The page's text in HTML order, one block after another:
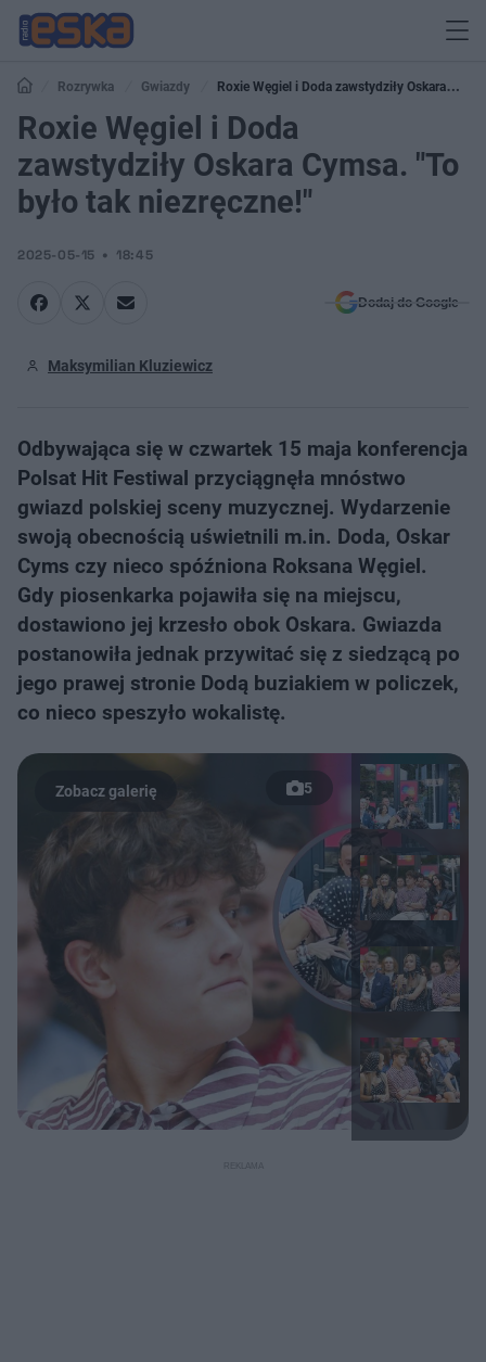
Rozrywka Gwiazdy
Roxie Węgiel i Doda zawstydziły Oskara
Cymsa. "To było tak niezręczne!"
Roxie Węgiel i Doda
zawstydziły Oskara Cymsa. "To
było tak niezręczne!"
2025-05-15 18:45
Dodaj do Google
Maksymilian Kluziewicz
Odbywająca się w czwartek 15 maja konferencja
Polsat Hit Festiwal przyciągnęła mnóstwo
gwiazd polskiej sceny muzycznej. Wydarzenie
swoją obecnością uświetnili m.in. Doda, Oskar
Cyms czy nieco spóźniona Roksana Węgiel.
Gdy piosenkarka pojawiła się na miejscu,
dostawiono jej krzesło obok Oskara. Gwiazda
postanowiła jednak przywitać się z siedzącą po
jego prawej stronie Dodą buziakiem w policzek,
co nieco speszyło wokalistę.
5